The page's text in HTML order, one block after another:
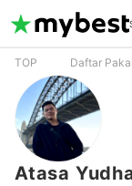
TOP Daftar
Atasa